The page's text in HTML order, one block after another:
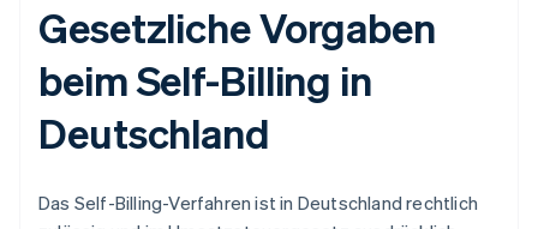
Gesetzliche Vorgaben
beim Self-Billing in
Deutschland
Das Self-Billing-Verfahren ist in Deutschland rechtlich